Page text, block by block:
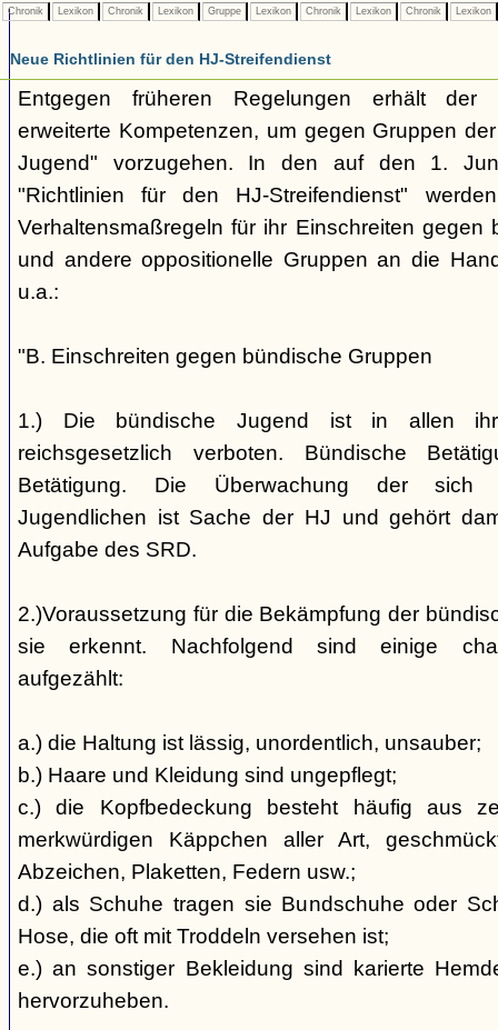
Chronik Lexikon Chronik Lexikon Gruppe Lexikon Chronik Lexikon Chronik Lexikon
Neue Richtlinien für den HJ-Streifendienst
Entgegen früheren Regelungen erhält der
erweiterte Kompetenzen, um gegen Gruppen
Jugend" vorzugehen. In den auf den 1.
"Richtlinien für den HJ-Streifendienst"
Verhaltensmaßregeln für ihr Einschreiten gegen
und andere oppositionelle Gruppen an die
u.a.:
"B. Einschreiten gegen bündische Gruppen
1.) Die bündische Jugend ist in allen
reichsgesetzlich verboten. Bündische
Betätigung. Die Überwachung der sich
Jugendlichen ist Sache der HJ und gehört
Aufgabe des SRD.
2.)Voraussetzung für die Bekämpfung der
sie erkennt. Nachfolgend sind einige
aufgezählt:
a.) die Haltung ist lässig, unordentlich, unsauber;
b.) Haare und Kleidung sind ungepflegt;
c.) die Kopfbedeckung besteht häufig aus
merkwürdigen Käppchen aller Art,
Abzeichen, Plaketten, Federn usw.;
d.) als Schuhe tragen sie Bundschuhe oder
Hose, die oft mit Troddeln versehen ist;
e.) an sonstiger Bekleidung sind karierte
hervorzuheben.